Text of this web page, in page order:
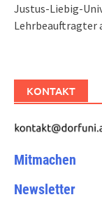
Justus-Liebig-
Lehrbeauftragter
KONTAKT
Mitmachen
Newsletter